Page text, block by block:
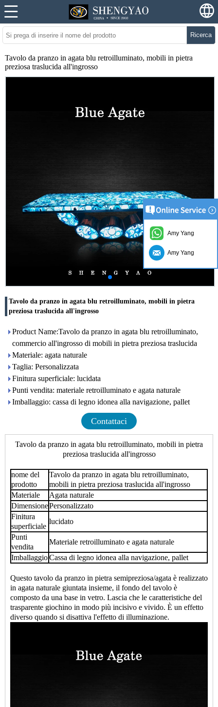
Ricerca
Tavolo da pranzo in agata blu retroilluminato, mobili in pietra
preziosa traslucida all'ingrosso
Tavolo da pranzo in agata blu retroilluminato, mobili in pietra
preziosa traslucida all'ingrosso
Product Name:Tavolo da pranzo in agata blu retroilluminato,
commercio all'ingrosso di mobili in pietra preziosa traslucida
Materiale: agata naturale
Taglia: Personalizzata
Finitura superficiale: lucidata
Punti vendita: materiale retroilluminato e agata naturale
Imballaggio: cassa di legno idonea alla navigazione, pallet
Contattaci
Tavolo da pranzo in agata blu retroilluminato, mobili in pietra
preziosa traslucida all'ingrosso
nome del
prodotto
Tavolo da pranzo in agata blu retroilluminato,
mobili in pietra preziosa traslucida all'ingrosso
Materiale
Agata naturale
DimensionePersonalizzato
Finitura
superficiale
lucidato
Punti
vendita
Materiale retroilluminato e agata naturale
ImballaggioCassa di legno idonea alla navigazione, pallet
Questo tavolo da pranzo in pietra semipreziosa/agata è realizzato
in agata naturale giuntata insieme, il fondo del tavolo è
composto da una base in vetro. Lascia che le caratteristiche del
trasparente giochino in modo più incisivo e vivido. È un effetto
diverso quando si disattiva l'effetto di illuminazione.
Amy Yang
Amy Yang